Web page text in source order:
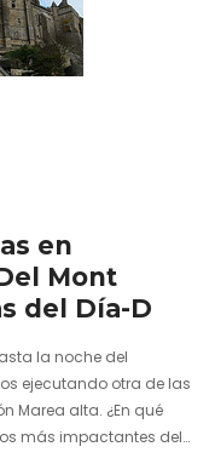
en
Mont
del Día-D
la noche del
ejecutando otra de las
Marea alta. ¿En qué
más impactantes del